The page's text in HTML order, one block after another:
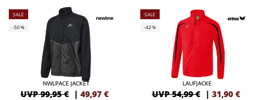
SALE
-50%
NWLPACE JACKET
UVP 99,95 € | 49,97 €
SALE
-42%
LAUFJACKE
UVP 54,99 € | 31,90 €